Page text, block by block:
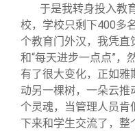
于是我转身投入教
校，学校只剩下400多
个教育门外汉，我凭直
和“每天进步一点点”，
有了很大变化，正如
动另一棵树，一朵云
个灵魂，当管理人员肯
下来和学生交流了，